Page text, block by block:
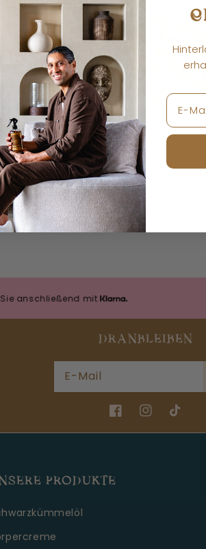
des
mit
DRANBLEIBEN
E-Mail
FacebookInstagram
TikTok
PRODUKTE